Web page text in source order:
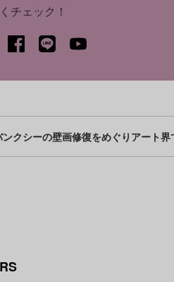
チェック！
ンクシーの壁画修復をめぐりアート